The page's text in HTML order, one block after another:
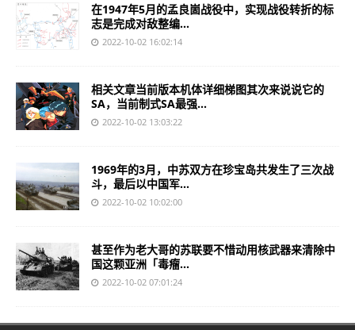
在1947年5月的孟良崮战役中，实现战役转折的标
志是完成对敌整编...
2022-10-02 16:02:14
相关文章当前版本机体详细梯图其次来说说它的
SA，当前制式SA最强...
2022-10-02 13:03:22
1969年的3月，中苏双方在珍宝岛共发生了三次战
斗，最后以中国军...
2022-10-02 10:02:00
甚至作为老大哥的苏联要不惜动用核武器来清除中
国这颗亚洲「毒瘤...
2022-10-02 07:01:24